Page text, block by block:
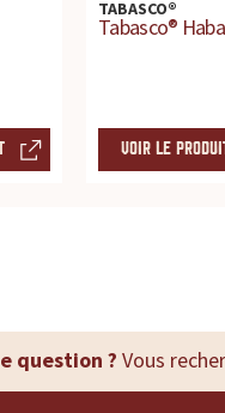
TABASCO®
Tabasco®
VOIR LE
question ? Vous